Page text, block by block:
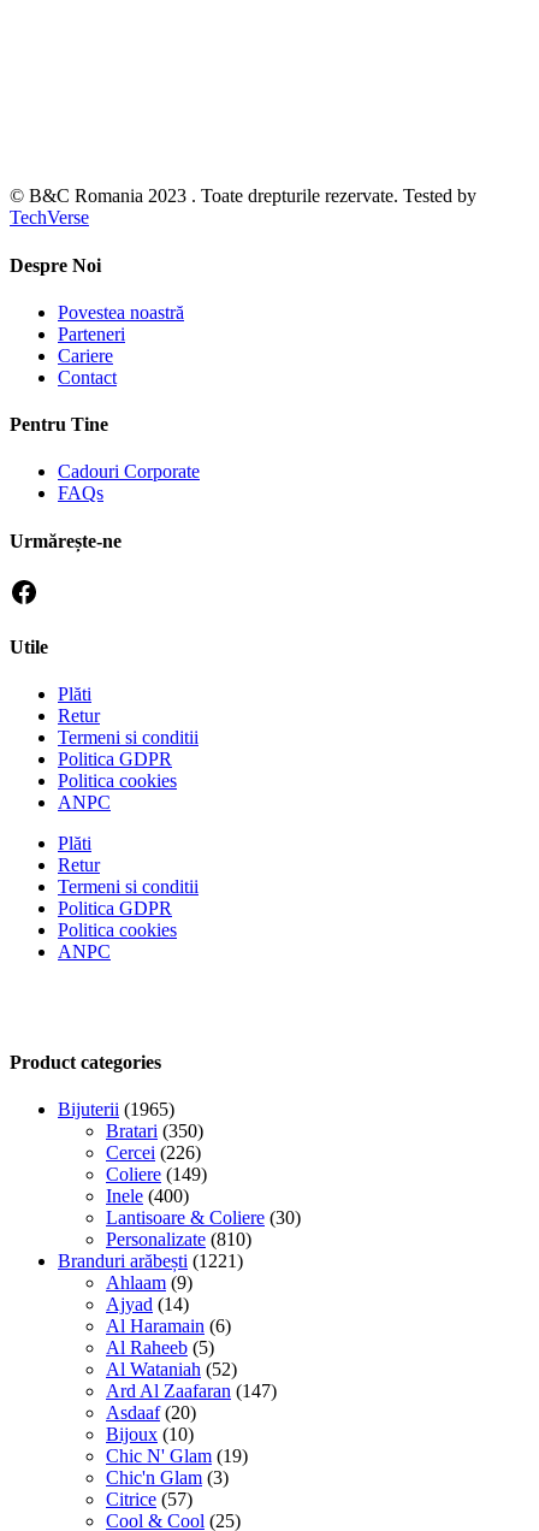
© B&C Romania 2023 . Toate drepturile rezervate. Tested by
TechVerse
Despre Noi
Povestea noastră
Parteneri
Cariere
Contact
Pentru Tine
Cadouri Corporate
FAQs
Urmărește-ne
Utile
Plăti
Retur
Termeni si conditii
Politica GDPR
Politica cookies
ANPC
Plăti
Retur
Termeni si conditii
Politica GDPR
Politica cookies
ANPC
Product categories
Bijuterii (1965)
Bratari (350)
Cercei (226)
Coliere (149)
Inele (400)
Lantisoare & Coliere (30)
Personalizate (810)
Branduri arăbești (1221)
Ahlaam (9)
Ajyad (14)
Al Haramain (6)
Al Raheeb (5)
Al Wataniah (52)
Ard Al Zaafaran (147)
Asdaaf (20)
Bijoux (10)
Chic N' Glam (19)
Chic'n Glam (3)
Citrice (57)
Cool & Cool (25)